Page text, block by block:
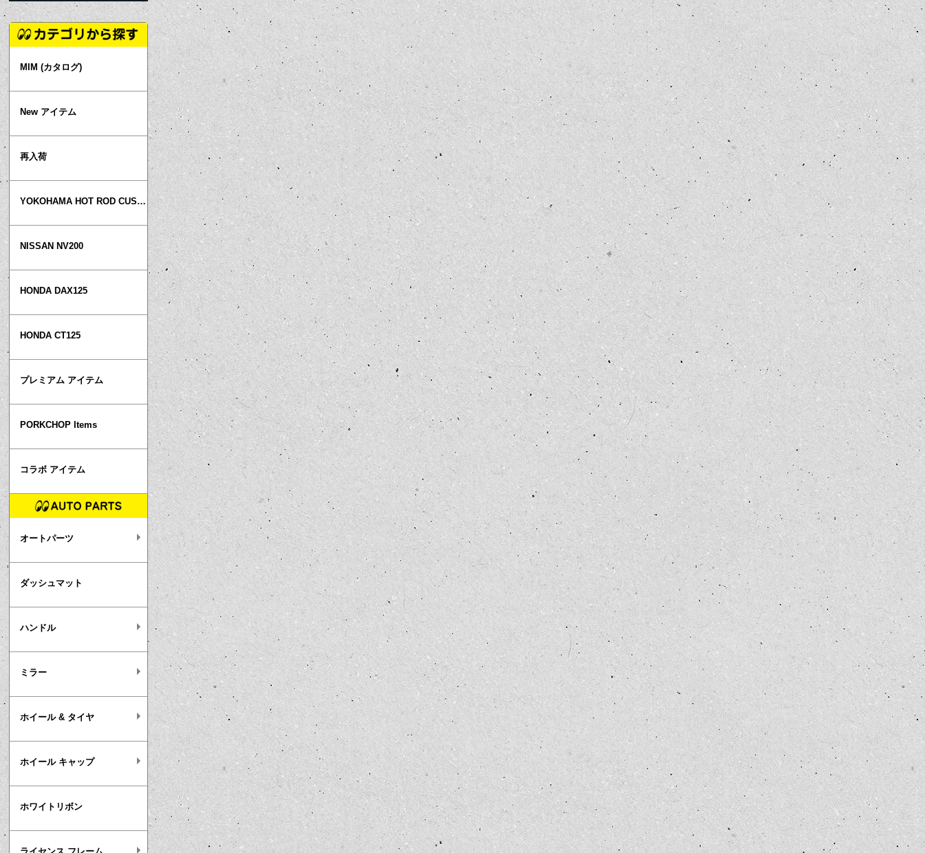
MIM (カタログ)
New アイテム
再入荷
YOKOHAMA HOT ROD CUSTOM SHOW
NISSAN NV200
HONDA DAX125
HONDA CT125
プレミアム アイテム
PORKCHOP Items
コラボ アイテム
オートパーツ
ダッシュマット
ハンドル
ミラー
ホイール & タイヤ
ホイール キャップ
ホワイトリボン